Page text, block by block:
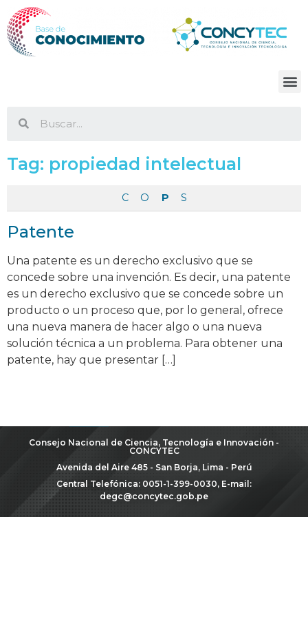
Tag: propiedad intelectual
C O P S
Patente
Una patente es un derecho exclusivo que se
concede sobre una invención. Es decir, una patente
es un derecho exclusivo que se concede sobre un
producto o un proceso que, por lo general, ofrece
una nueva manera de hacer algo o una nueva
solución técnica a un problema. Para obtener una
patente, hay que presentar […]
Consejo Nacional de Ciencia, Tecnología e Innovación -
CONCYTEC
Avenida del Aire 485 - San Borja, Lima - Perú
Central Telefónica: 0051-1-399-0030, E-mail:
degc@concytec.gob.pe